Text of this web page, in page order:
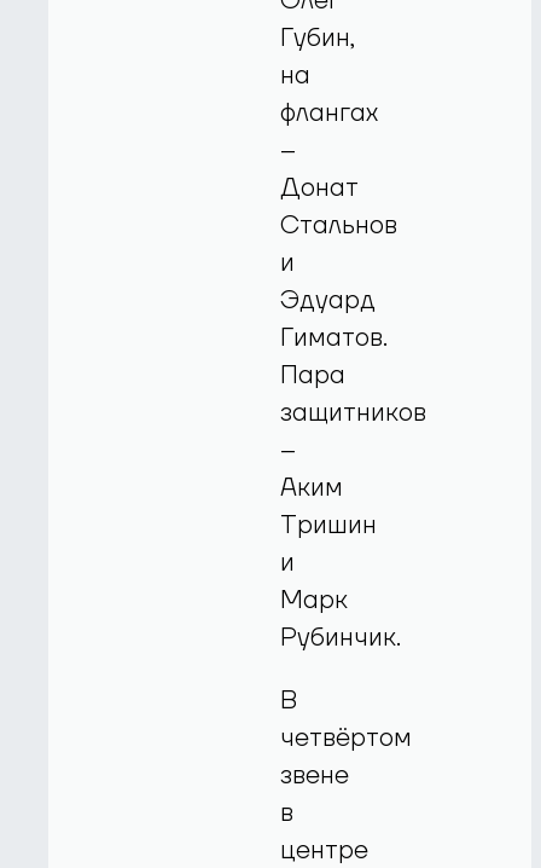
Губин,
на
флангах
–
Донат
Стальнов
и
Эдуард
Гиматов.
Пара
защитников
–
Аким
Тришин
и
Марк
Рубинчик.
В
четвёртом
звене
в
центре